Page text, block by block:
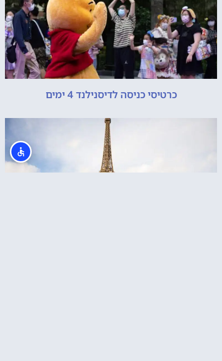
כרטיסי כניסה לדיסנילנד 4 ימים